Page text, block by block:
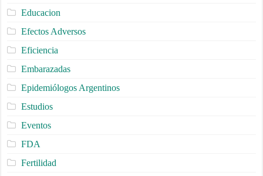
Educacion
Efectos Adversos
Eficiencia
Embarazadas
Epidemiólogos Argentinos
Estudios
Eventos
FDA
Fertilidad